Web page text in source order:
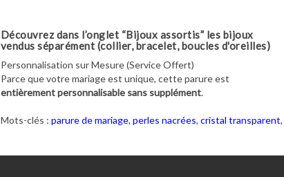
Découvrez dans l’onglet “Bijoux assortis” les bijoux
vendus séparément (collier, bracelet, boucles d'oreilles)
Personnalisation sur Mesure (Service Offert)
Parce que votre mariage est unique, cette parure est
entièrement personnalisable sans supplément.
Mots-clés : parure de mariage, perles nacrées, cristal transparent,